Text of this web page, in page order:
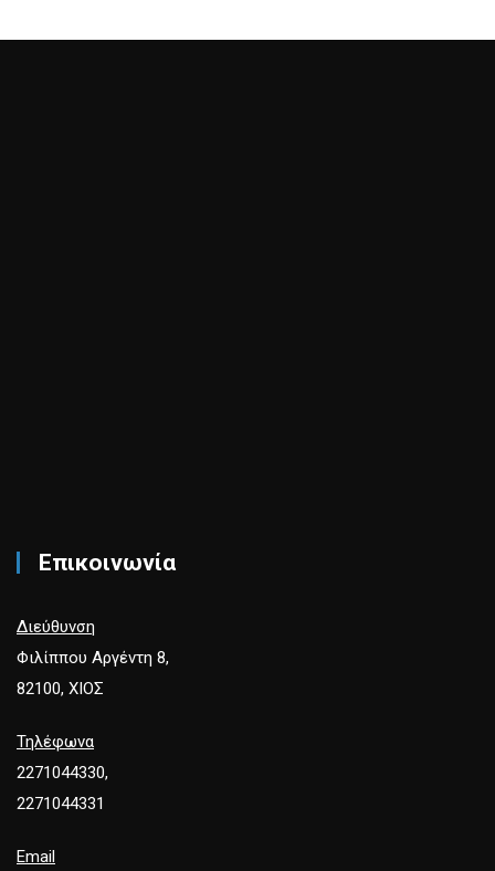
Επικοινωνία
Διεύθυνση
Φιλίππου Αργέντη 8,
82100, ΧΙΟΣ
Τηλέφωνα
2271044330,
2271044331
Email